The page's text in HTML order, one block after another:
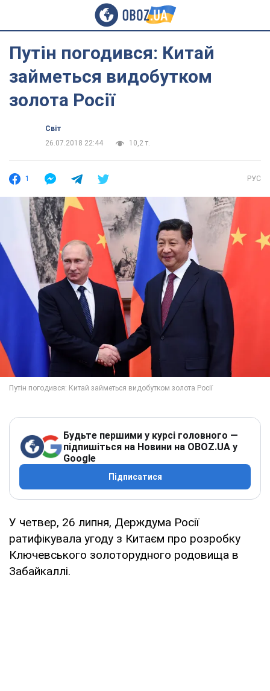
Путін погодився: Китай
займеться видобутком
золота Росії
Світ
26.07.2018 22:44
10,2 т.
1 РУС
Будьте першими у курсі головного —
підпишіться на Новини на OBOZ.UA у
Google
Підписатися
У четвер, 26 липня, Держдума Росії
ратифікувала угоду з Китаєм про розробку
Ключевського золоторудного родовища в
Забайкаллі.